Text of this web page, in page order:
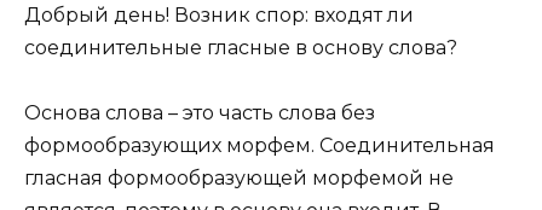
Добрый день! Возник спор: входят ли
соединительные гласные в основу слова?
Основа слова – это часть слова без
формообразующих морфем. Соединительная
гласная формообразующей морфемой не